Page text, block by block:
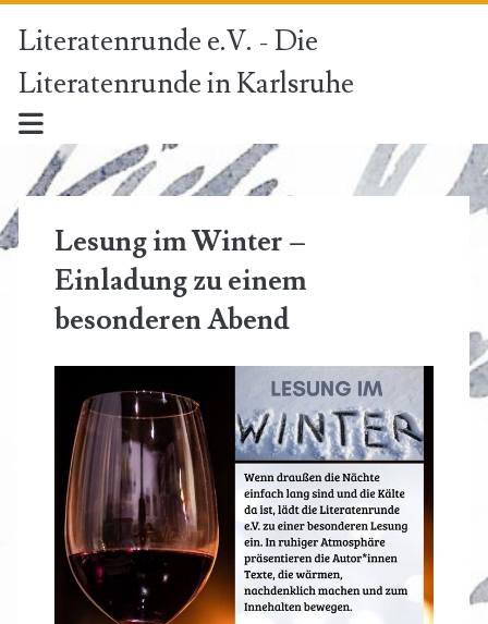
Literatenrunde e.V. - Die
Literatenrunde in Karlsruhe
Lesung im Winter –
Einladung zu einem
besonderen Abend